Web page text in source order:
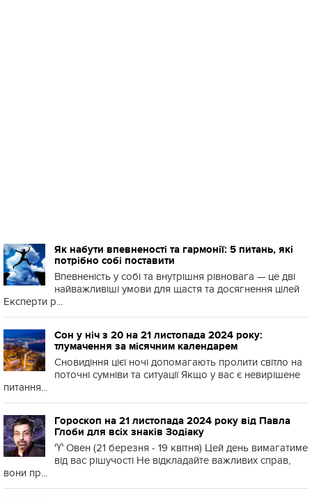
Як набути впевненості та гармонії: 5 питань, які
потрібно собі поставити
Впевненість у собі та внутрішня рівновага — це дві
найважливіші умови для щастя та досягнення цілей
Експерти р...
Сон у ніч з 20 на 21 листопада 2024 року:
тлумачення за місячним календарем
Сновидіння цієї ночі допомагають пролити світло на
поточні сумніви та ситуації Якщо у вас є невирішене
питання...
Гороскоп на 21 листопада 2024 року від Павла
Глоби для всіх знаків Зодіаку
♈️ Овен (21 березня - 19 квітня) Цей день вимагатиме
від вас рішучості Не відкладайте важливих справ,
вони пр...